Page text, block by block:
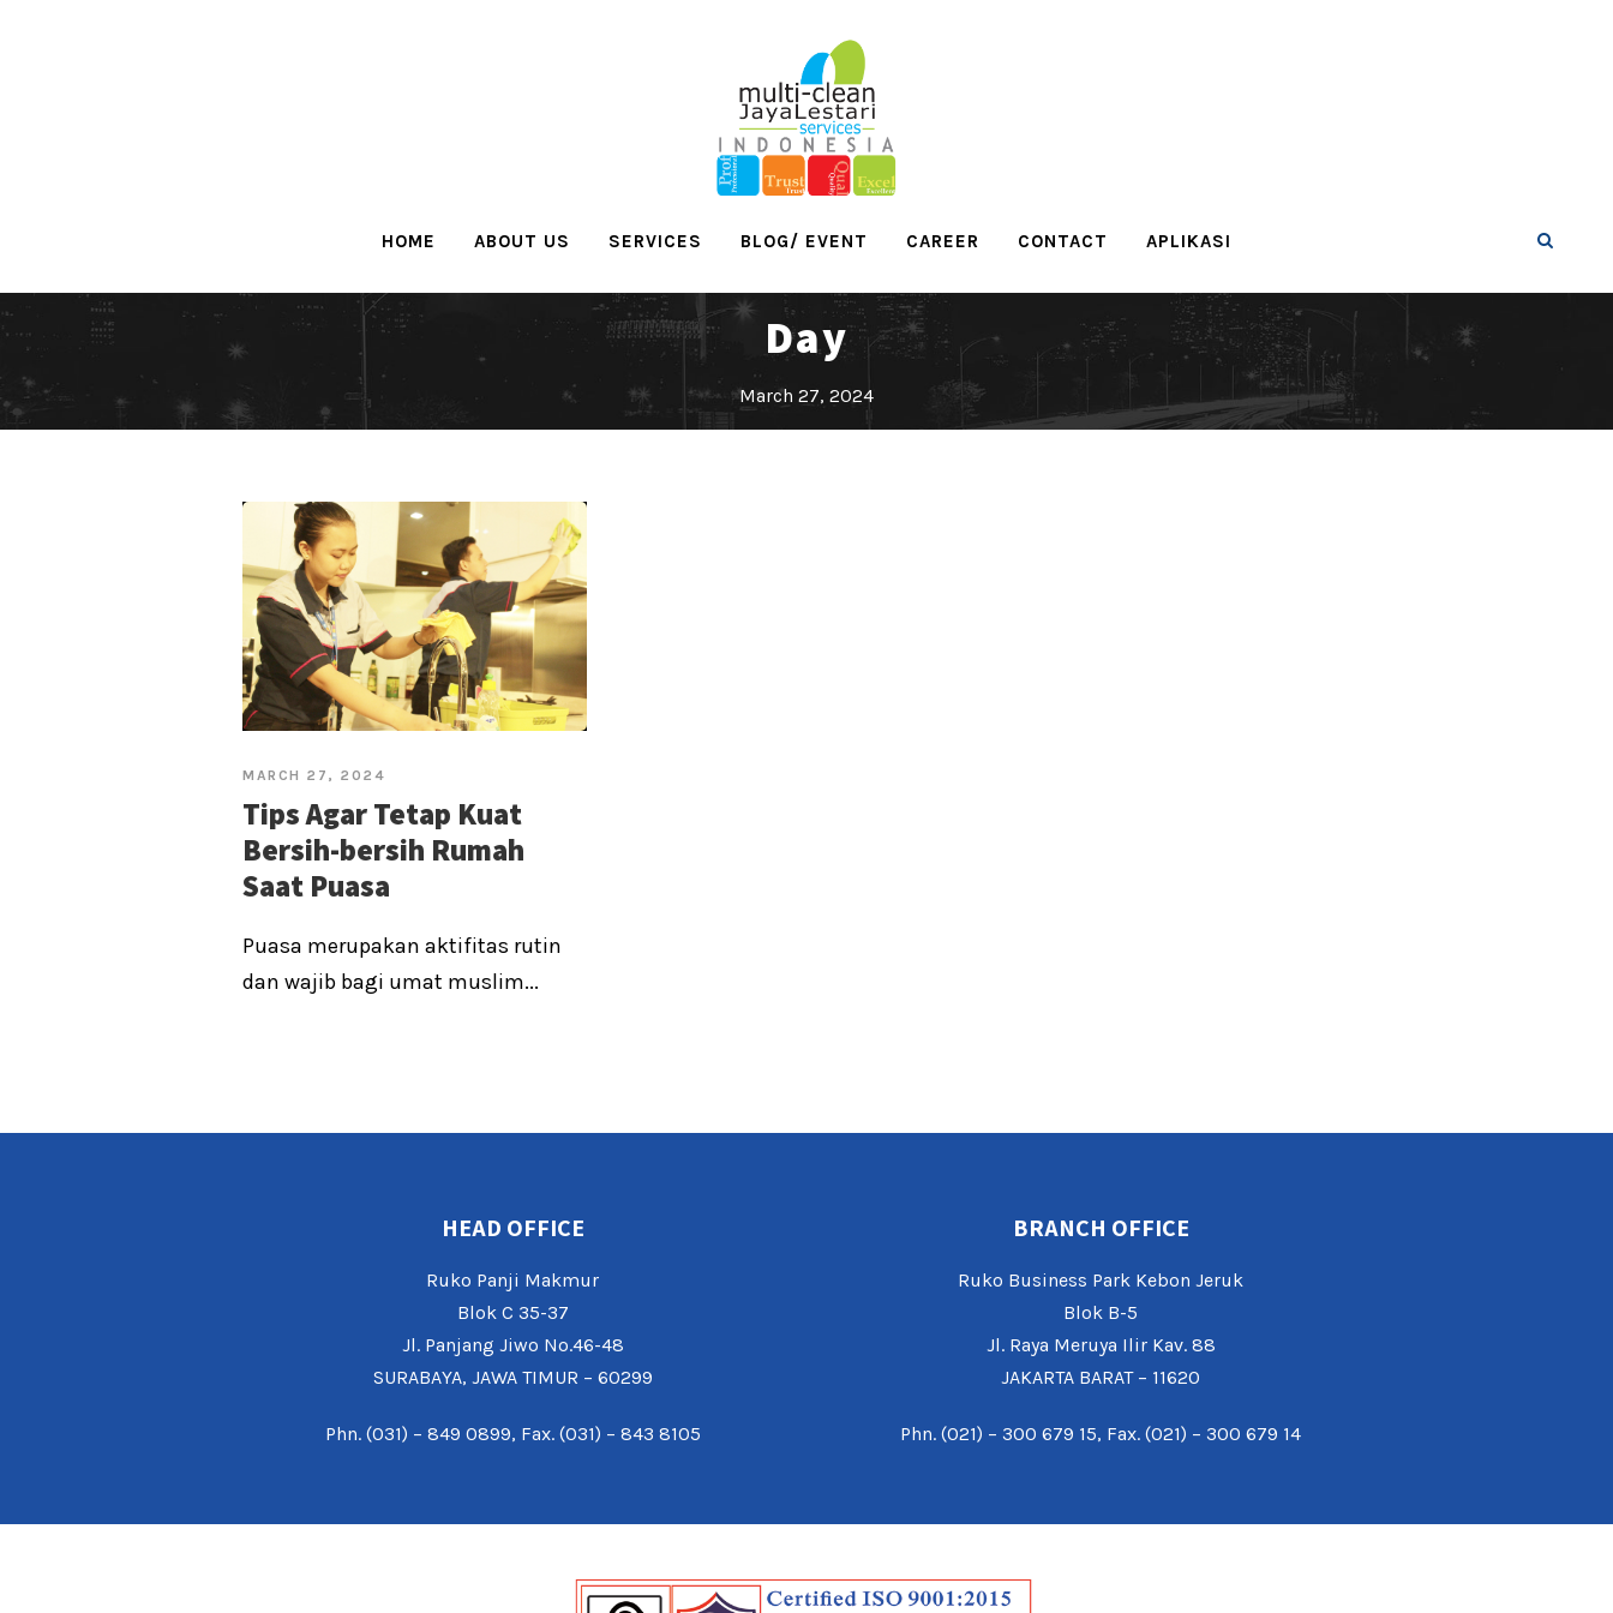
HOME ABOUT US SERVICES BLOG/ EVENT CAREER CONTACT APLIKASI
Day
March 27, 2024
MARCH 27, 2024
Tips Agar Tetap Kuat
Bersih-bersih Rumah
Saat Puasa
Puasa merupakan aktifitas rutin
dan wajib bagi umat muslim...
HEAD OFFICE
Ruko Panji Makmur
Blok C 35-37
Jl. Panjang Jiwo No.46-48
SURABAYA, JAWA TIMUR – 60299
Phn. (031) – 849 0899, Fax. (031) – 843 8105
BRANCH OFFICE
Ruko Business Park Kebon Jeruk
Blok B-5
Jl. Raya Meruya Ilir Kav. 88
JAKARTA BARAT – 11620
Phn. (021) – 300 679 15, Fax. (021) – 300 679 14